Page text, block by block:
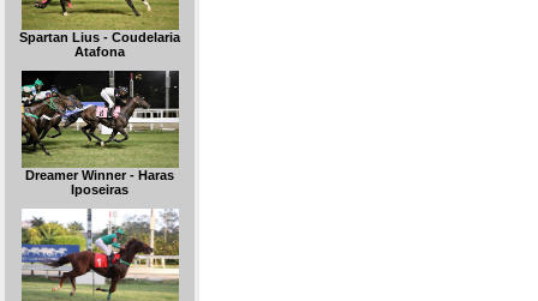
Spartan Lius - Coudelaria
Atafona
Dreamer Winner - Haras
Iposeiras